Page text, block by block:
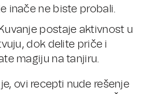
inače ne biste probali.
postaje aktivnost u
dok delite priče i
magiju na tanjiru.
ovi recepti nude rešenje